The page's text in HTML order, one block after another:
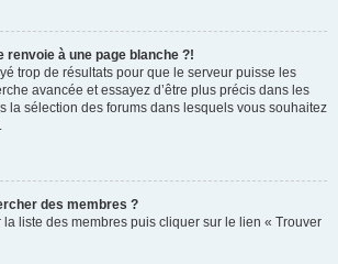
renvoie à une page blanche ?!
trop de résultats pour que le serveur puisse les
avancée et essayez d’être plus précis dans les
la sélection des forums dans lesquels vous souhaitez
des membres ?
liste des membres puis cliquer sur le lien « Trouver